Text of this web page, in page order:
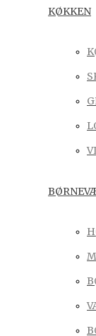
KØKKEN